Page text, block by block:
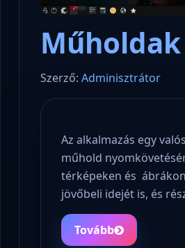
Szerző: Adminisztrátor
Az alkalmazás egy
műhold
térképeken és
jövőbeli idejét is, és
Tovább